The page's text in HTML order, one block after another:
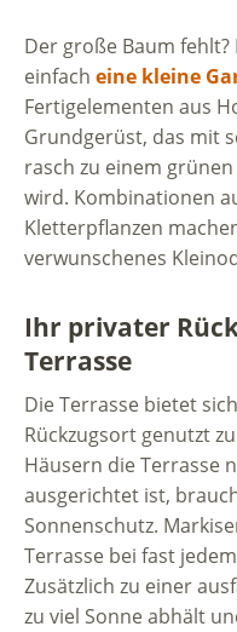
Der große Baum fehlt?
einfach eine kleine
Fertigelementen aus
Grundgerüst, das mit
rasch zu einem
wird. Kombinationen
Kletterpflanzen
verwunschenes
Ihr privater
Terrasse
Die Terrasse bietet
Rückzugsort genutzt
Häusern die Terrasse
ausgerichtet ist,
Sonnenschutz.
Terrasse bei fast
Zusätzlich zu einer
zu viel Sonne abhält